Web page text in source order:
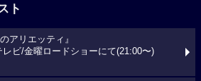
ト
アリエッティ』
レビ/金曜ロードショーにて(21:00〜)